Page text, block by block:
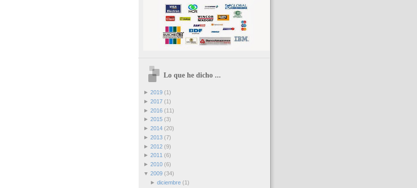
Lo que he dicho ...
► 2019 (1)
► 2017 (1)
► 2016 (11)
► 2015 (3)
► 2014 (20)
► 2013 (7)
► 2012 (9)
► 2011 (6)
► 2010 (6)
▼ 2009 (34)
► diciembre (1)